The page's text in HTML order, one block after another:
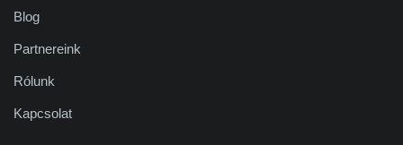
Blog
Partnereink
Rólunk
Kapcsolat